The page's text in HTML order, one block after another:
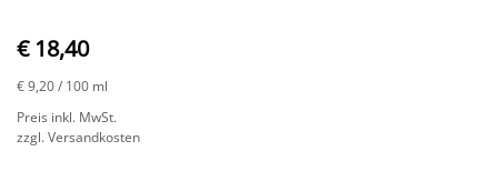
€ 18,40
€ 9,20/ 100 ml
Preis inkl. MwSt.
zzgl. Versandkosten